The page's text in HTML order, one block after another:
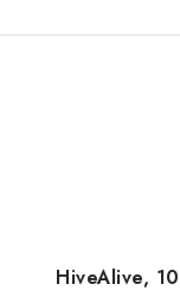
HiveAlive,